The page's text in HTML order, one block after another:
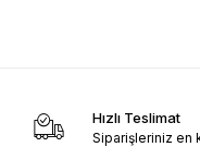
Hızlı Teslimat
Siparişleriniz en